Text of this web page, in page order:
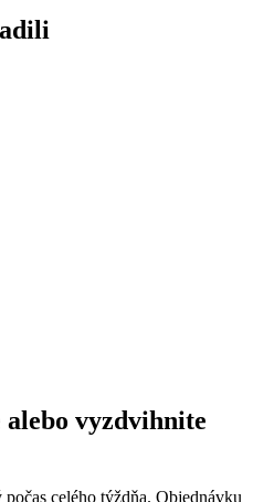
alebo vyzdvihnite
celého týždňa. Objednávku